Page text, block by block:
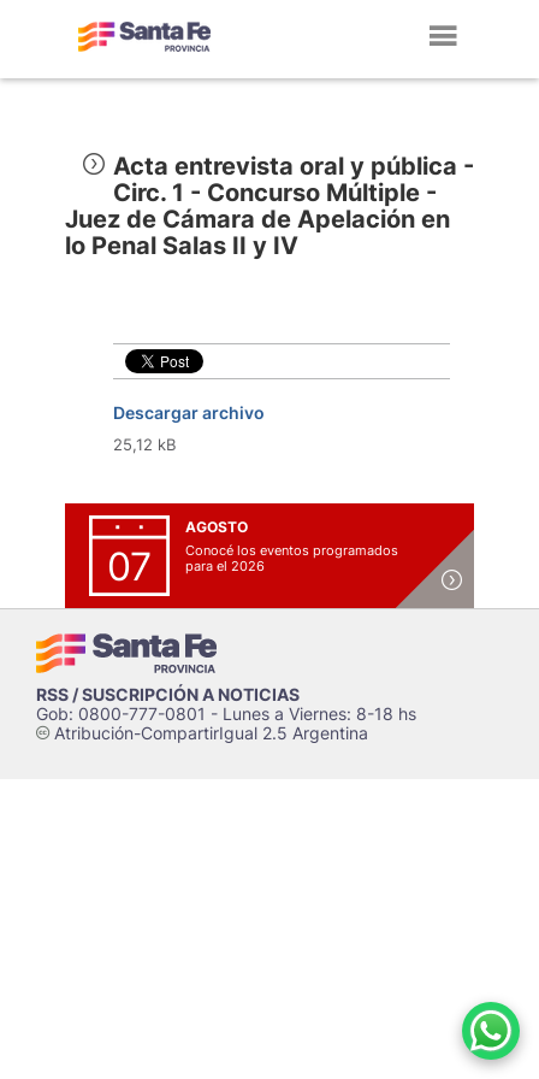
Acta entrevista oral y pública -
Circ. 1 - Concurso Múltiple -
Juez de Cámara de Apelación en
lo Penal Salas II y IV
Descargar archivo
25,12 kB
07
AGOSTO
Conocé los eventos programados
para el 2026
RSS / SUSCRIPCIÓN A NOTICIAS
Gob: 0800-777-0801 - Lunes a Viernes: 8-18 hs
cAtribución-CompartirIgual 2.5 Argentina